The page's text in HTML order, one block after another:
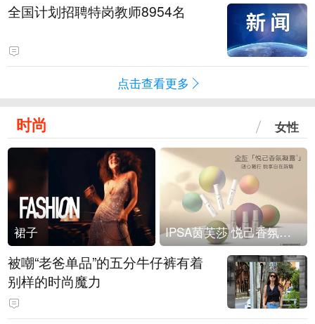
全国计划招聘特岗教师8954名
点击查看更多
时尚 女性
裙子 IPSA茵芙莎 悦己香氛凝露上市
被嘲“老爸单品”的五分牛仔裤有着
别样的时尚魔力